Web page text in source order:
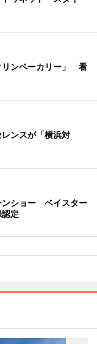
リンベーカリー」 看
ンスが「横浜対
ンショー ベイスター
定